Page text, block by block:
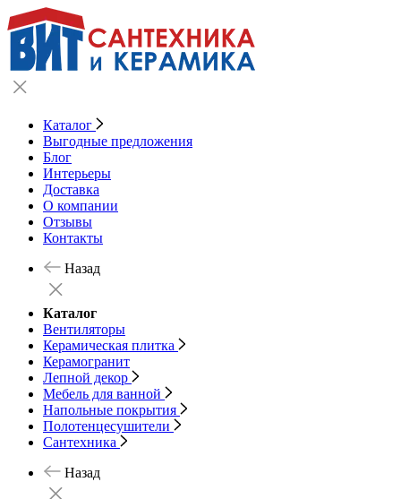
Каталог
Выгодные предложения
Блог
Интерьеры
Доставка
О компании
Отзывы
Контакты
Назад
Каталог
Вентиляторы
Керамическая плитка
Керамогранит
Лепной декор
Мебель для ванной
Напольные покрытия
Полотенцесушители
Сантехника
Назад